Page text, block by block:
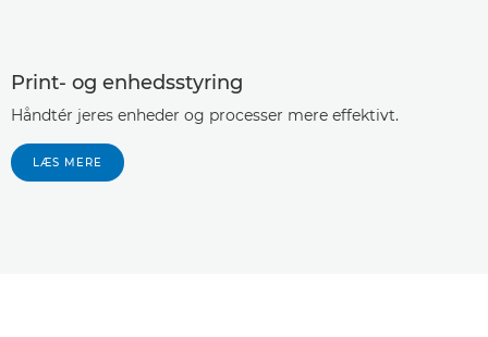
Print- og enhedsstyring
Håndtér jeres enheder og processer mere effektivt.
LÆS MERE